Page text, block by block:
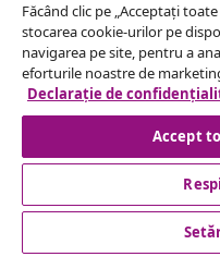
Serviciu clienți
Business
Descoperă mai multe
Făcând clic pe „Acceptați
stocarea cookie-urilor pe
navigarea pe site, pentru a
eforturile noastre de
Declarație de
Accept